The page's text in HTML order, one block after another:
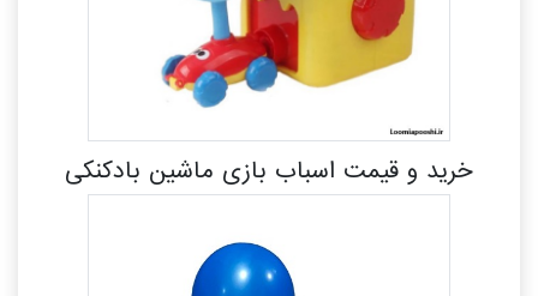
خرید و قیمت اسباب بازی ماشین بادکنکی